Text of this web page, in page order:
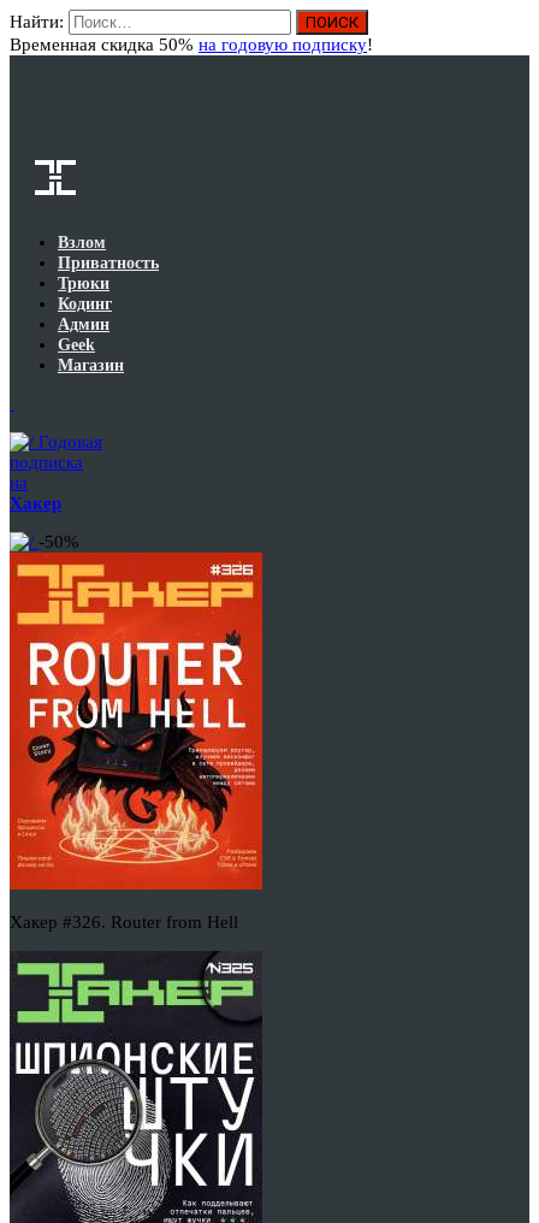
Найти:
Временная скидка 50% на годовую подписку!
Взлом
Приватность
Трюки
Кодинг
Админ
Geek
Магазин
Годовая
подписка
на
Хакер
-50%
Хакер #326. Router from Hell